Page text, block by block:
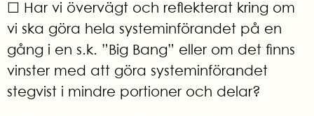
☐ Har vi övervägt och reflekterat kring om
vi ska göra hela systeminförandet på en
gång i en s.k. ”Big Bang” eller om det finns
vinster med att göra systeminförandet
stegvist i mindre portioner och delar?